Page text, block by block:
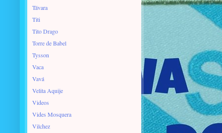
Távara
Titi
Tito Drago
Torre de Babel
Tysson
Vaca
Vavá
Velita Aquije
Videos
Vides Mosquera
Vilchez